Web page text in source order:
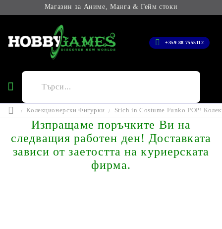
Магазин за Аниме, Манга & Гейм стоки
+359 88 7555112
Колекционерски Фигурки Stich in Costume Funko POP!
Изпращаме поръчките Ви на
следващия работен ден! Доставката
зависи от заетостта на куриерската
фирма.